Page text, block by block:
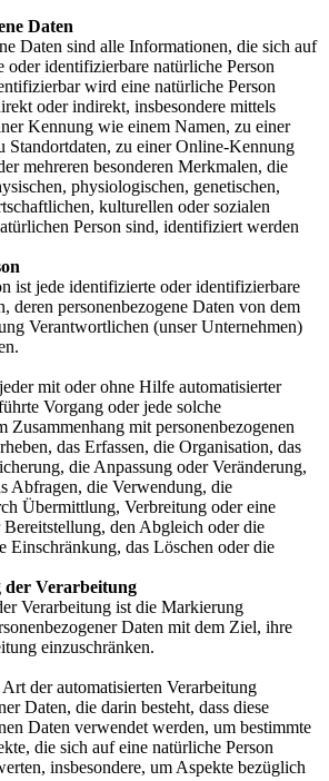
Daten
Daten sind alle Informationen, die sich auf
oder identifizierbare natürliche Person
wird eine natürliche Person
oder indirekt, insbesondere mittels
Kennung wie einem Namen, zu einer
Standortdaten, zu einer Online-Kennung
mehreren besonderen Merkmalen, die
physiologischen, genetischen,
kulturellen oder sozialen
Person sind, identifiziert werden
ist jede identifizierte oder identifizierbare
deren personenbezogene Daten von dem
Verantwortlichen (unser Unternehmen)
mit oder ohne Hilfe automatisierter
Vorgang oder jede solche
Zusammenhang mit personenbezogenen
das Erfassen, die Organisation, das
die Anpassung oder Veränderung,
Abfragen, die Verwendung, die
Übermittlung, Verbreitung oder eine
Bereitstellung, den Abgleich oder die
Einschränkung, das Löschen oder die
Verarbeitung
Verarbeitung ist die Markierung
Daten mit dem Ziel, ihre
einzuschränken.
der automatisierten Verarbeitung
Daten, die darin besteht, dass diese
Daten verwendet werden, um bestimmte
die sich auf eine natürliche Person
insbesondere, um Aspekte bezüglich